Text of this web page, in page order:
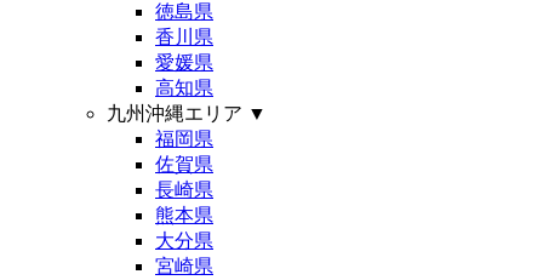
徳島県
香川県
愛媛県
高知県
九州沖縄エリア ▼
福岡県
佐賀県
長崎県
熊本県
大分県
宮崎県